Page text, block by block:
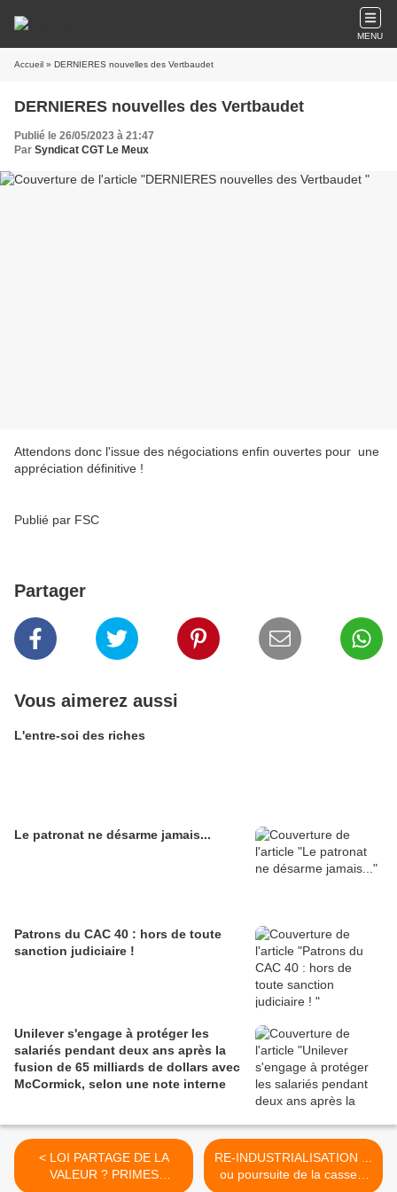
MENU
Accueil » DERNIERES nouvelles des Vertbaudet
DERNIERES nouvelles des Vertbaudet
Publié le 26/05/2023 à 21:47
Par Syndicat CGT Le Meux
Attendons donc l'issue des négociations enfin ouvertes pour une
appréciation définitive !
Publié par FSC
Partager
Vous aimerez aussi
L'entre-soi des riches
Le patronat ne désarme jamais...
Patrons du CAC 40 : hors de toute
sanction judiciaire !
Unilever s'engage à protéger les
salariés pendant deux ans après la
fusion de 65 milliards de dollars avec
McCormick, selon une note interne
< LOI PARTAGE DE LA
VALEUR ? PRIMES
RE-INDUSTRIALISATION ...
ou poursuite de la casse ?